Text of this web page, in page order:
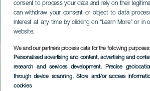
consent to process your data and rely on their
can withdraw your consent or object to data
interest at any time by clicking on “Learn More” or in
website.
We and our partners process data for the following purposes:
Personalised advertising and content, advertising and
research and services development, Precise
through device scanning, Store and/or access
cookies
Mar aneb Jak přežít
TENERIFE
Imagen
Listado